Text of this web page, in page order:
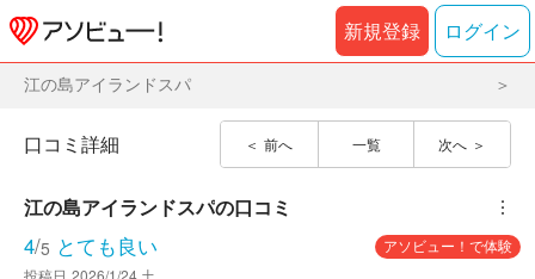
新規登録 ログイン
江の島アイランドスパ
前へ 一覧 次へ
口コミ詳細
江の島アイランドスパの口コミ ︙
4/5 とても良い
アソビュー！で体験
投稿日 2026/1/24 土